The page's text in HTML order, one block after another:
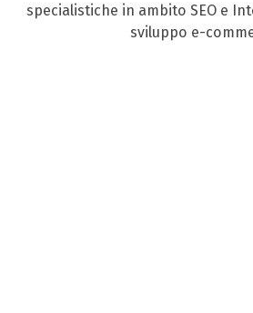
specialistiche in ambito SEO e
sviluppo e-